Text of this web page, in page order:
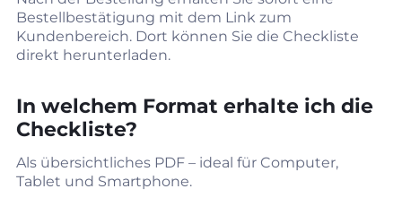
Bestellbestätigung mit dem Link zum
Kundenbereich. Dort können Sie die Checkliste
direkt herunterladen.
In welchem Format erhalte ich die
Checkliste?
Als übersichtliches PDF – ideal für Computer,
Tablet und Smartphone.